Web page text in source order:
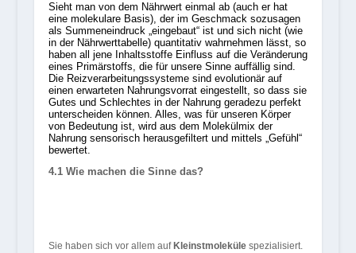
Sieht man von dem Nährwert einmal ab (auch er hat
eine molekulare Basis), der im Geschmack sozusagen
als Summeneindruck „eingebaut“ ist und sich nicht (wie
in der Nährwerttabelle) quantitativ wahrnehmen lässt, so
haben all jene Inhaltsstoffe Einfluss auf die Veränderung
eines Primärstoffs, die für unsere Sinne auffällig sind.
Die Reizverarbeitungssysteme sind evolutionär auf
einen erwarteten Nahrungsvorrat eingestellt, so dass sie
Gutes und Schlechtes in der Nahrung geradezu perfekt
unterscheiden können. Alles, was für unseren Körper
von Bedeutung ist, wird aus dem Molekülmix der
Nahrung sensorisch herausgefiltert und mittels „Gefühl“
bewertet.
4.1 Wie machen die Sinne das?
Sie haben sich vor allem auf Kleinstmolekülespezialisiert.